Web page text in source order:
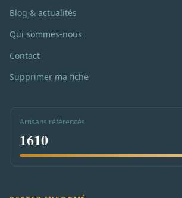
Blog & actualités
Qui sommes-nous
Contact
Supprimer ma fiche
Artisans référencés
1610